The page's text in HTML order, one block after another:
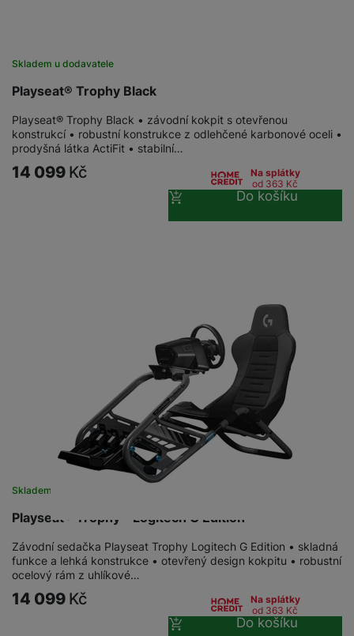
Playseat® Trophy Black
Skladem u dodavatele
Playseat® Trophy Black • závodní kokpit s otevřenou
konstrukcí • robustní konstrukce z odlehčené karbonové oceli •
prodyšná látka ActiFit • stabilní…
14 099 Kč
Na splátky
od 363 Kč
Do košíku
Playseat® Trophy - Logitech G Edition
Skladem u dodavatele
Závodní sedačka Playseat Trophy Logitech G Edition • skladná
funkce a lehká konstrukce • otevřený design kokpitu • robustní
ocelový rám z uhlíkové…
14 099 Kč
Na splátky
od 363 Kč
Do košíku